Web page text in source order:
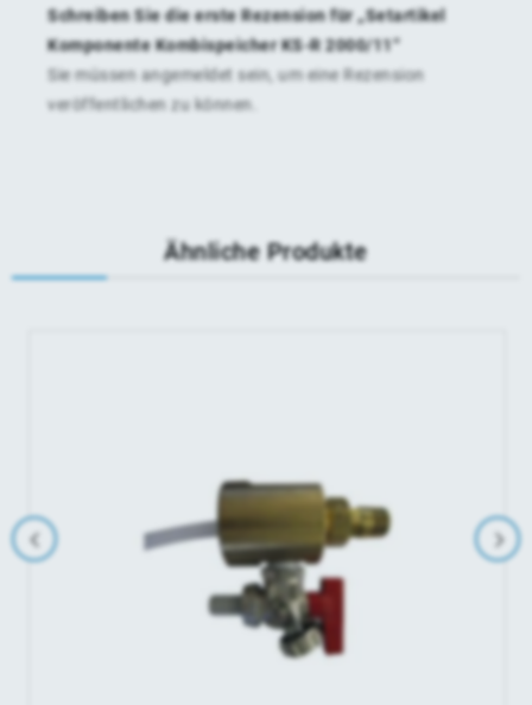
Schreiben Sie die erste Rezension für „Setartikel
Komponente Kombispeicher KS-R 2000/11“
Sie müssen angemeldet sein, um eine Rezension
veröffentlichen zu können.
Ähnliche Produkte